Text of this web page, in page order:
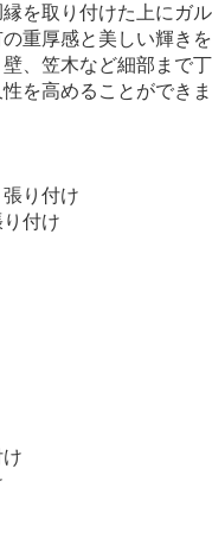
を取り付けた上にガル
重厚感と美しい輝きを
、笠木など細部まで丁
を高めることができま
付け